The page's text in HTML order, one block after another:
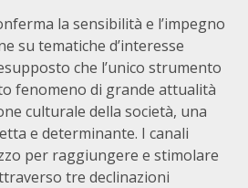
la sensibilità e l’impegno
su tematiche d’interesse
che l’unico strumento
fenomeno di grande attualità
culturale della società, una
e determinante. I canali
per raggiungere e stimolare
tre declinazioni